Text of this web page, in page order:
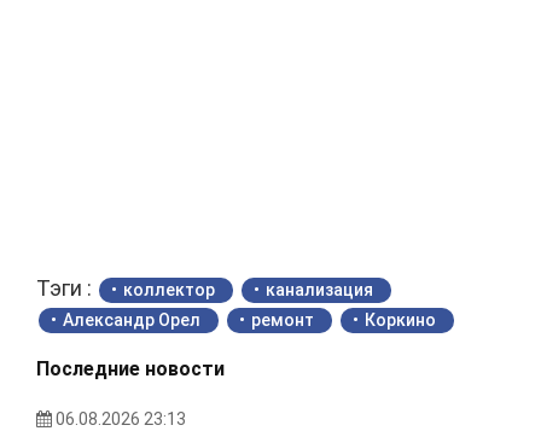
Тэги : коллектор
канализация
Александр Орел
ремонт Коркино
Последние новости
06.08.2026 23:13